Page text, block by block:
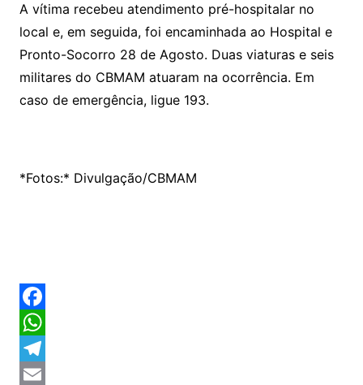
A vítima recebeu atendimento pré-hospitalar no
local e, em seguida, foi encaminhada ao Hospital e
Pronto-Socorro 28 de Agosto. Duas viaturas e seis
militares do CBMAM atuaram na ocorrência. Em
caso de emergência, ligue 193.
*Fotos:* Divulgação/CBMAM
F
a
c
W
hT